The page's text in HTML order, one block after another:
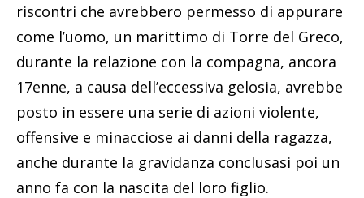
riscontri che avrebbero permesso di appurare
come l’uomo, un marittimo di Torre del Greco,
durante la relazione con la compagna, ancora
17enne, a causa dell’eccessiva gelosia, avrebbe
posto in essere una serie di azioni violente,
offensive e minacciose ai danni della ragazza,
anche durante la gravidanza conclusasi poi un
anno fa con la nascita del loro figlio.